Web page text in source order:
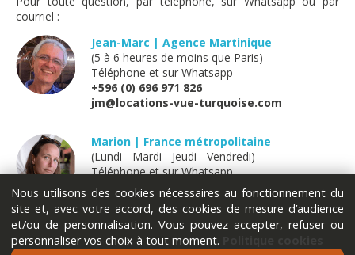
courriel :
Jean-Marc | Agence Martinique
(5 à 6 heures de moins que Paris)
Téléphone et sur Whatsapp
+596 (0) 696 971 826
jm@locations-vue-turquoise.com
Marion | France métropolitaine
(Lundi - Mardi - Jeudi - Vendredi)
Téléphone et sur Whatsapp
+33 (0) 611 289 121
marion@locations-vue-turquoise.com
Nous utilisons des cookies nécessaires au fonctionnement du
site et, avec votre accord, des cookies de mesure d’audience
et/ou de personnalisation. Vous pouvez accepter, refuser ou
personnaliser vos choix à tout moment.